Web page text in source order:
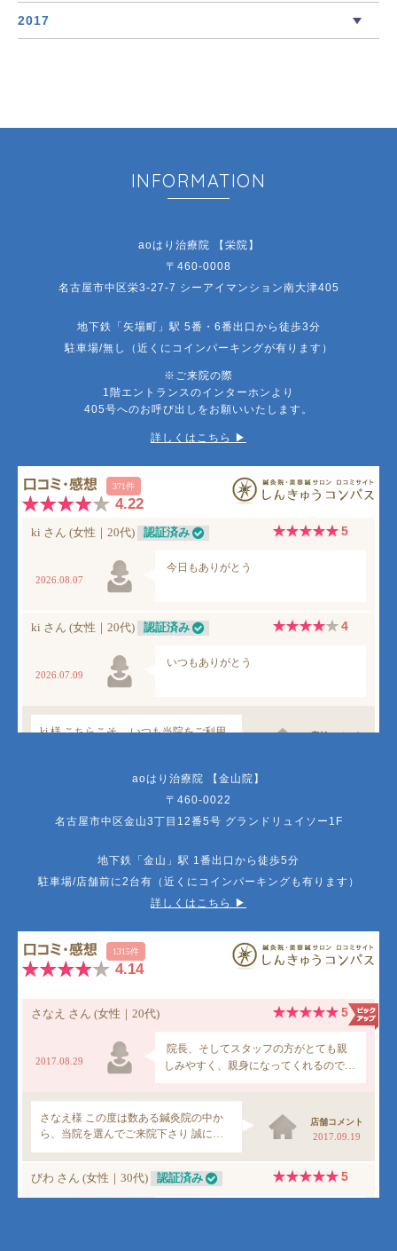
2017
INFORMATION
aoはり治療院 【栄院】
〒460-0008
名古屋市中区栄3-27-7 シーアイマンション南大津405
地下鉄「矢場町」駅 5番・6番出口から徒歩3分
駐車場/無し（近くにコインパーキングが有ります）
※ご来院の際
1階エントランスのインターホンより
405号へのお呼び出しをお願いいたします。
詳しくはこちら ▶︎
aoはり治療院 【金山院】
〒460-0022
名古屋市中区金山3丁目12番5号 グランドリュイソー1F
地下鉄「金山」駅 1番出口から徒歩5分
駐車場/店舗前に2台有（近くにコインパーキングも有ります）
詳しくはこちら ▶︎